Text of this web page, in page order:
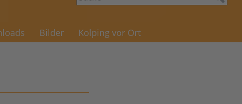
Bilder Kolping vor Ort